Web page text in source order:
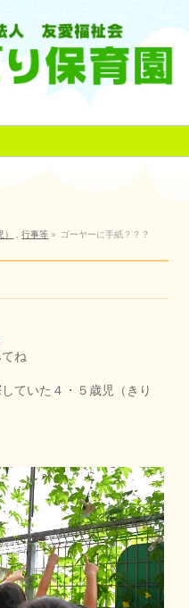
,行事等 » ゴーヤーに手紙？？？
ね
ていた４・５歳児（きり